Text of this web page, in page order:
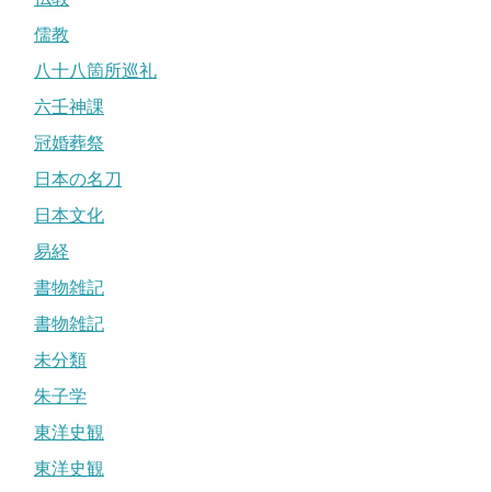
儒教
八十八箇所巡礼
六壬神課
冠婚葬祭
日本の名刀
日本文化
易経
書物雑記
書物雑記
未分類
朱子学
東洋史観
東洋史観